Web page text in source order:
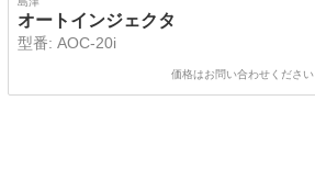
オートインジェクタ
型番: AOC-20i
価格はお問い合わせください